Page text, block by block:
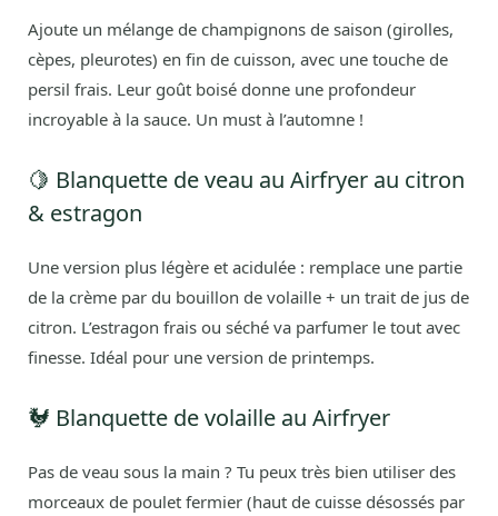
Ajoute un mélange de champignons de saison (girolles,
cèpes, pleurotes) en fin de cuisson, avec une touche de
persil frais. Leur goût boisé donne une profondeur
incroyable à la sauce. Un must à l’automne !
🍋 Blanquette de veau au Airfryer au citron
& estragon
Une version plus légère et acidulée : remplace une partie
de la crème par du bouillon de volaille + un trait de jus de
citron. L’estragon frais ou séché va parfumer le tout avec
finesse. Idéal pour une version de printemps.
🐓 Blanquette de volaille au Airfryer
Pas de veau sous la main ? Tu peux très bien utiliser des
morceaux de poulet fermier (haut de cuisse désossés par